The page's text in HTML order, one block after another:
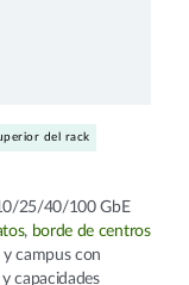
del rack
25/40/100 GbE
, borde de centros
campus con
capacidades